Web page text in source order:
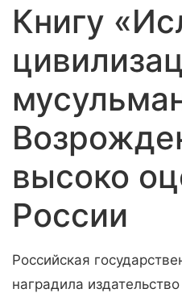
Книгу
высоко
России
Российская
наградила